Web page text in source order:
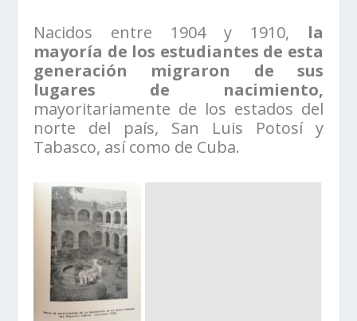
Nacidos entre 1904 y 1910, la
mayoría de los estudiantes de esta
generación migraron de sus
lugares de nacimiento,
mayoritariamente de los estados del
norte del país, San Luis Potosí y
Tabasco, así como de Cuba.